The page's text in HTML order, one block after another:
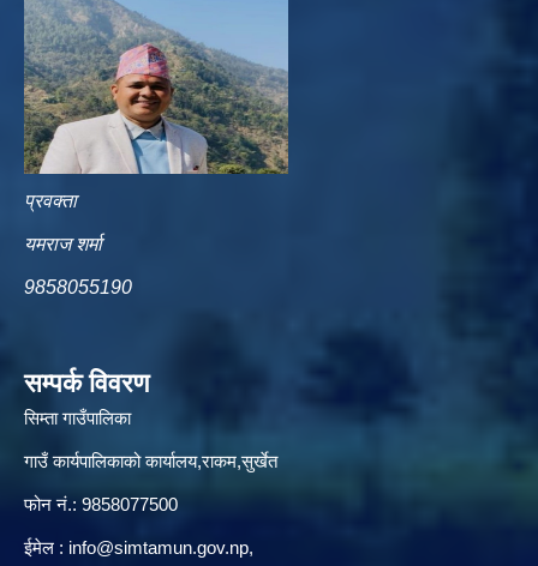
प्रवक्ता
यमराज शर्मा
9858055190
सम्पर्क विवरण
सिम्ता गाउँपालिका
गाउँ कार्यपालिकाको कार्यालय,राकम,सुर्खेत
फोन नं.: 9858077500
ईमेल‌ : info@simtamun.gov.np,